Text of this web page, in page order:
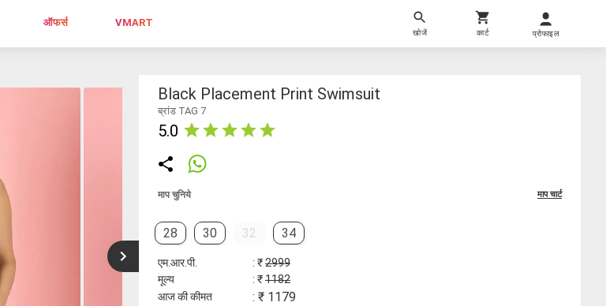
ऑफर्स VMART
खोजें कार्ट प्रोफाइल
Black Placement Print Swimsuit
ब्रांड TAG 7
5.0
माप चुनिये माप चार्ट
28 30 32 34
एम.आर.पी. : ₹2999
मूल्य
: ₹1182
आज की कीमत
: ₹ 1179